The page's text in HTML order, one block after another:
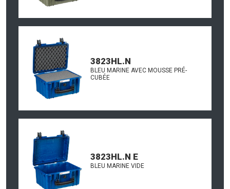
3823HL.N
BLEU MARINE AVEC MOUSSE PRÉ-
CUBÉE
3823HL.N E
BLEU MARINE VIDE